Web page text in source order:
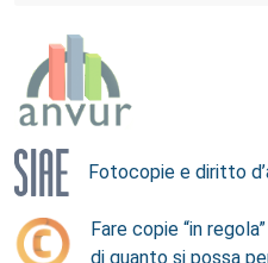
Fotocopie e diritto
Fare copie “in
di quanto si possa